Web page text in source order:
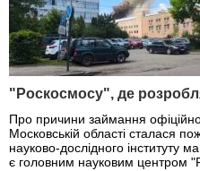
"Роскосмосу", де
Про причини займання
Московській області сталася
науково-дослідного
є головним науковим центром